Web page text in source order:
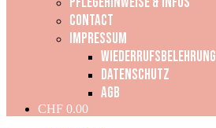
Contact
Impressum
Wiederrufsbelehrung
Datenschutz
AGB
CHF 0.00